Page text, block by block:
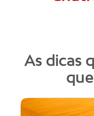
As dicas